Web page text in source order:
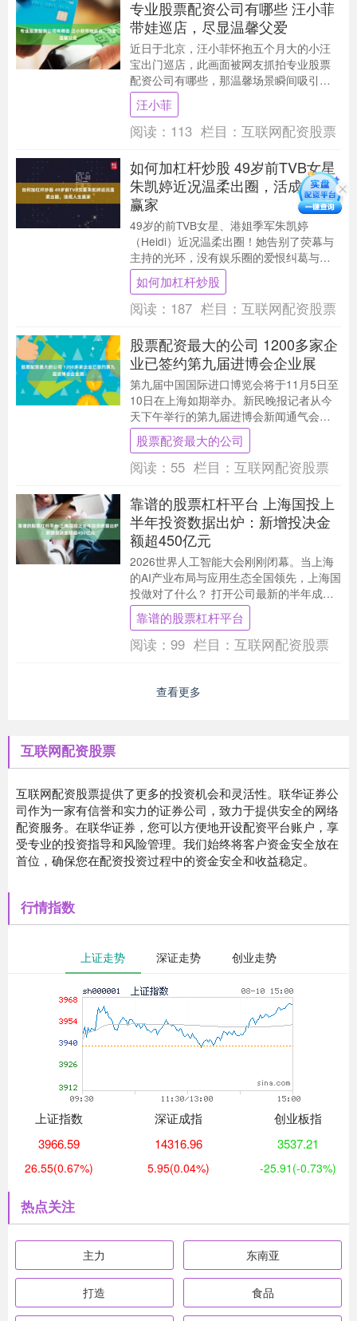
专业股票配资公司有哪些 汪小菲
带娃巡店，尽显温馨父爱
近日于北京，汪小菲怀抱五个月大的小汪
宝出门巡店，此画面被网友抓拍专业股票
配资公司有哪些，那温馨场景瞬间吸引众
人目光，满满的父爱扑面而来。 **一边打
理门店事务，....
汪小菲
阅读： 113 栏目： 互联网配资股票
如何加杠杆炒股 49岁前TVB女星
朱凯婷近况温柔出圈，活成人生
赢家
49岁的前TVB女星、港姐季军朱凯婷
（Heidi）近况温柔出圈！她告别了荧幕与
主持的光环，没有娱乐圈的爱恨纠葛与婚
变风波如何加杠杆炒股，一生情归一人。
她相恋五年....
如何加杠杆炒股
阅读： 187 栏目： 互联网配资股票
股票配资最大的公司 1200多家企
业已签约第九届进博会企业展
第九届中国国际进口博览会将于11月5日至
10日在上海如期举办。新民晚报记者从今
天下午举行的第九届进博会新闻通气会上
获悉，目前已有来自99个国家和地区的
1200多....
股票配资最大的公司
阅读： 55 栏目： 互联网配资股票
靠谱的股票杠杆平台 上海国投上
半年投资数据出炉：新增投决金
额超450亿元
2026世界人工智能大会刚刚闭幕。当上海
的AI产业布局与应用生态全国领先，上海国
投做对了什么？ 打开公司最新的半年成绩
单，截至6月底，在管基金37只，认缴规模
近....
靠谱的股票杠杆平台
阅读： 99 栏目： 互联网配资股票
查看更多
互联网配资股票
互联网配资股票提供了更多的投资机会和灵活性。联华证券公
司作为一家有信誉和实力的证券公司，致力于提供安全的网络
配资服务。在联华证券，您可以方便地开设配资平台账户，享
受专业的投资指导和风险管理。我们始终将客户资金安全放在
首位，确保您在配资投资过程中的资金安全和收益稳定。
行情指数
上证走势 深证走势 创业走势
上证指数
3966.59
26.55(0.67%)
深证成指
14316.96
5.95(0.04%)
创业板指
3537.21
-25.91 (-0.73%)
热点关注
主力 东南亚
打造 食品